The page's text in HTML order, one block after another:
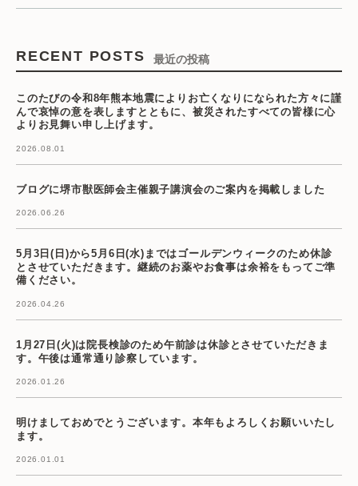
RECENT POSTS 最近の投稿
このたびの令和8年熊本地震によりお亡くなりになられた方々に謹
んで哀悼の意を表しますとともに、被災されたすべての皆様に心
よりお見舞い申し上げます。
2026.08.01
ブログに堺市獣医師会主催親子講演会のご案内を掲載しました
2026.06.26
5月3日(日)から5月6日(水)まではゴールデンウィークのため休診
とさせていただきます。継続のお薬やお食事は余裕をもってご準
備ください。
2026.04.26
1月27日(火)は院長検診のため午前診は休診とさせていただきま
す。午後は通常通り診察しています。
2026.01.26
明けましておめでとうございます。本年もよろしくお願いいたし
ます。
2026.01.01